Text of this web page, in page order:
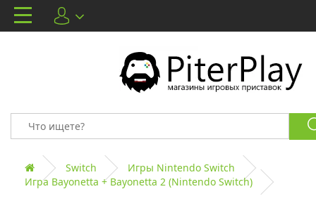
Switch
Игры Nintendo Switch
Игра Bayonetta + Bayonetta 2 (Nintendo Switch)